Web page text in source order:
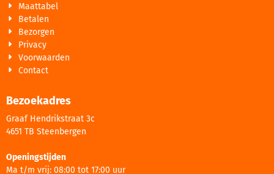
Maattabel
Betalen
Bezorgen
Privacy
Voorwaarden
Contact
Bezoekadres
Graaf Hendrikstraat 3c
4651 TB Steenbergen
Openingstijden
Ma t/m vrij: 08:00 tot 17:00 uur